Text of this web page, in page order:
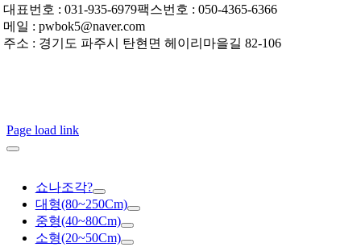
대표번호 : 031-935-6979팩스번호 : 050-4365-6366
메일 : pwbok5@naver.com
주소 : 경기도 파주시 탄현면 헤이리마을길 82-106
Page load link
쇼나조각?
대형(80~250Cm)
중형(40~80Cm)
소형(20~50Cm)